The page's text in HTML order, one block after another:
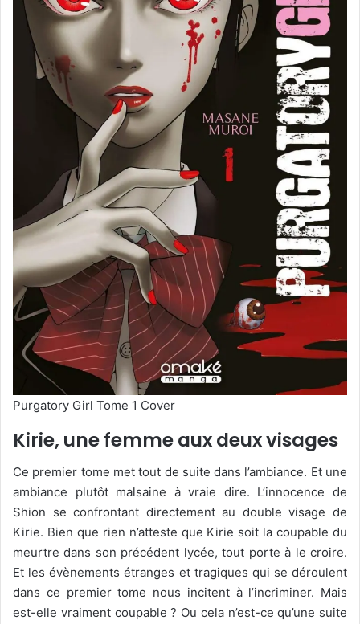
Purgatory Girl Tome 1 Cover
Kirie, une femme aux deux visages
Ce premier tome met tout de suite dans l’ambiance. Et une
ambiance plutôt malsaine à vraie dire. L’innocence de
Shion se confrontant directement au double visage de
Kirie. Bien que rien n’atteste que Kirie soit la coupable du
meurtre dans son précédent lycée, tout porte à le croire.
Et les évènements étranges et tragiques qui se déroulent
dans ce premier tome nous incitent à l’incriminer. Mais
est-elle vraiment coupable ? Ou cela n’est-ce qu’une suite